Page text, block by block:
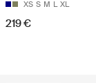
XS S M L XL
219 €